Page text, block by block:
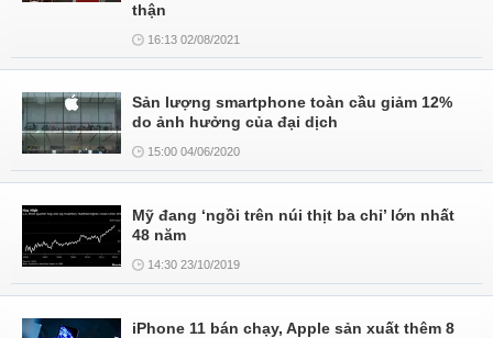
thận
16:13 02/08/2021
Sản lượng smartphone toàn cầu giảm 12%
do ảnh hưởng của đại dịch
15:00 04/06/2020
Mỹ đang ‘ngồi trên núi thịt ba chỉ’ lớn nhất
48 năm
14:30 23/10/2019
iPhone 11 bán chạy, Apple sản xuất thêm 8